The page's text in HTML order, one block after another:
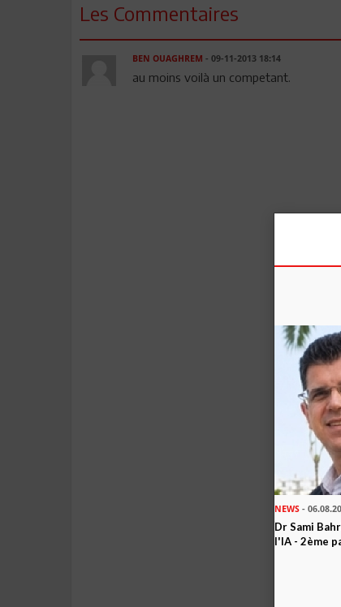
Les Commentaires
BEN OUAGHREM - 09-11-2013 18:14
au moins voilà un competant.
NEWS -
Dr Sami
l'IA - 2ème